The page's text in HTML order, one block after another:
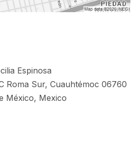
Espinosa
Roma Sur, Cuauhtémoc 06760
México, Mexico